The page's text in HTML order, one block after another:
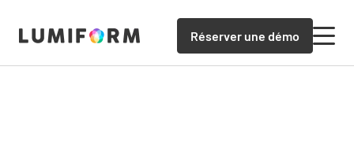
Réserver une démo